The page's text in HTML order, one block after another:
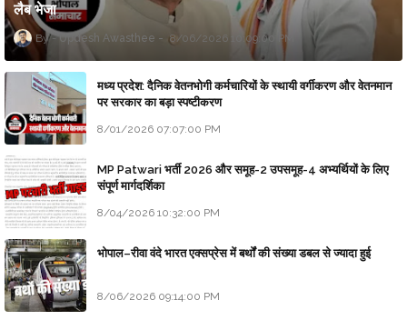
लैब भेजा
Updesh Awasthee 8/06/2026 10:09:00 PM
मध्य प्रदेश: दैनिक वेतनभोगी कर्मचारियों के स्थायी वर्गीकरण और वेतनमान
पर सरकार का बड़ा स्पष्टीकरण
8/01/2026 07:07:00 PM
MP Patwari भर्ती 2026 और समूह-2 उपसमूह-4 अभ्यर्थियों के लिए
संपूर्ण मार्गदर्शिका
8/04/2026 10:32:00 PM
भोपाल–रीवा वंदे भारत एक्सप्रेस में बर्थों की संख्या डबल से ज्यादा हुई
8/06/2026 09:14:00 PM